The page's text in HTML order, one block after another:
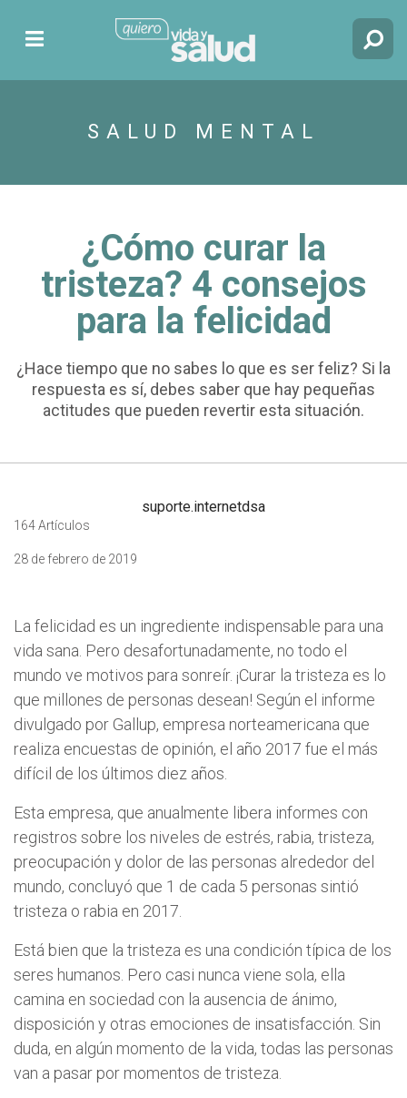
SALUD MENTAL
¿Cómo curar la
tristeza? 4 consejos
para la felicidad
¿Hace tiempo que no sabes lo que es ser feliz? Si la
respuesta es sí, debes saber que hay pequeñas
actitudes que pueden revertir esta situación.
suporte.internetdsa
164 Artículos
28 de febrero de 2019
La felicidad es un ingrediente indispensable para una
vida sana. Pero desafortunadamente, no todo el
mundo ve motivos para sonreír. ¡Curar la tristeza es lo
que millones de personas desean! Según el informe
divulgado por Gallup, empresa norteamericana que
realiza encuestas de opinión, el año 2017 fue el más
difícil de los últimos diez años.
Esta empresa, que anualmente libera informes con
registros sobre los niveles de estrés, rabia, tristeza,
preocupación y dolor de las personas alrededor del
mundo, concluyó que 1 de cada 5 personas sintió
tristeza o rabia en 2017.
Está bien que la tristeza es una condición típica de los
seres humanos. Pero casi nunca viene sola, ella
camina en sociedad con la ausencia de ánimo,
disposición y otras emociones de insatisfacción. Sin
duda, en algún momento de la vida, todas las personas
van a pasar por momentos de tristeza.